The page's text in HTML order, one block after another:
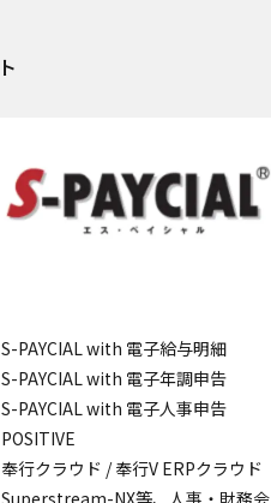
S-PAYCIAL with 電子給与明細
S-PAYCIAL with 電子年調申告
S-PAYCIAL with 電子人事申告
POSITIVE
奉行クラウド / 奉行V ERPクラウド
Superstream-NX等、人事・財務会